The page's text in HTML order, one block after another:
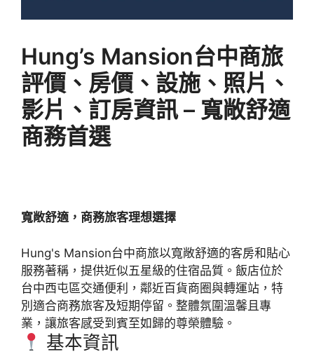
Hung’s Mansion台中商旅
評價、房價、設施、照片、
影片、訂房資訊 – 寬敞舒適
商務首選
寬敞舒適，商務旅客理想選擇
Hung's Mansion台中商旅以寬敞舒適的客房和貼心
服務著稱，提供近似五星級的住宿品質。飯店位於
台中西屯區交通便利，鄰近百貨商圈與轉運站，特
別適合商務旅客及短期停留。整體氛圍溫馨且專
業，讓旅客感受到賓至如歸的尊榮體驗。
基本資訊